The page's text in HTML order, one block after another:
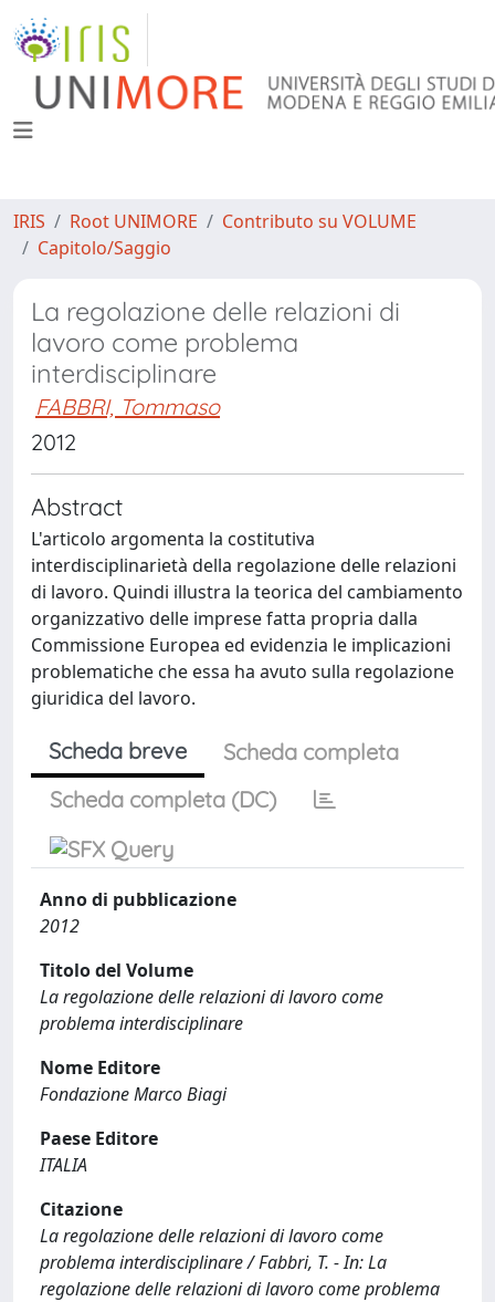
IRIS Root UNIMORE
Contributo su VOLUME
Capitolo/Saggio
La regolazione delle relazioni di
lavoro come problema
interdisciplinare
FABBRI, Tommaso
2012
Abstract
L'articolo argomenta la costitutiva
interdisciplinarietà della regolazione delle relazioni
di lavoro. Quindi illustra la teorica del cambiamento
organizzativo delle imprese fatta propria dalla
Commissione Europea ed evidenzia le implicazioni
problematiche che essa ha avuto sulla regolazione
giuridica del lavoro.
Scheda breve
Scheda completa
Scheda completa (DC)
Anno di pubblicazione
2012
Titolo del Volume
La regolazione delle relazioni di lavoro come
problema interdisciplinare
Nome Editore
Fondazione Marco Biagi
Paese Editore
ITALIA
Citazione
La regolazione delle relazioni di lavoro come
problema interdisciplinare / Fabbri, T. - In: La
regolazione delle relazioni di lavoro come problema